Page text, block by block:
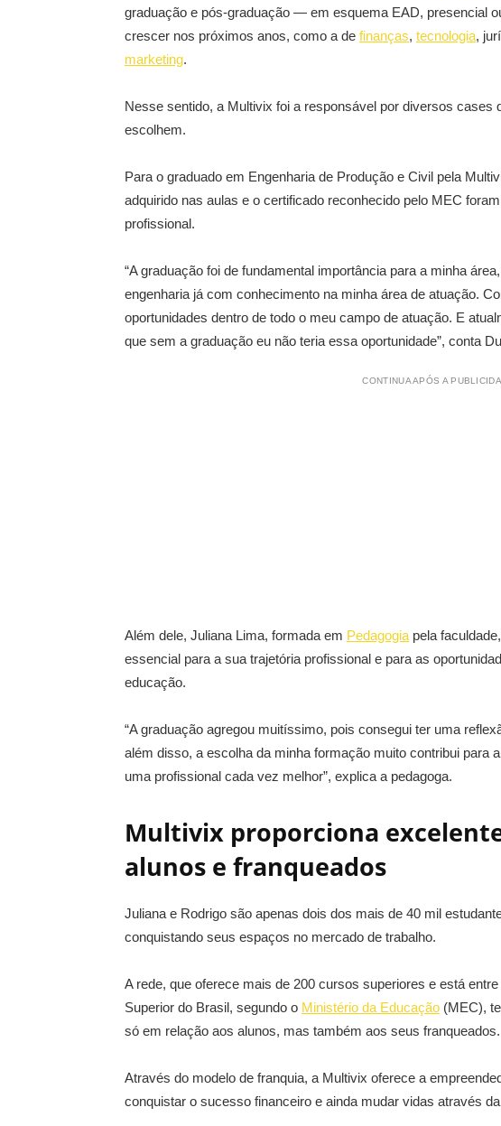
graduação e pós-graduação — em esquema EAD, presencial
crescer nos próximos anos, como a de finanças, tecnologia,
marketing.
Nesse sentido, a Multivix foi a responsável por diversos cases
escolhem.
Para o graduado em Engenharia de Produção e Civil pela
adquirido nas aulas e o certificado reconhecido pelo MEC
profissional.
“A graduação foi de fundamental importância para a minha
engenharia já com conhecimento na minha área de atuação.
oportunidades dentro de todo o meu campo de atuação. E
que sem a graduação eu não teria essa oportunidade”, conta
CONTINUA APÓS A
Além dele, Juliana Lima, formada em Pedagogia pela
essencial para a sua trajetória profissional e para as
educação.
“A graduação agregou muitíssimo, pois consegui ter uma
além disso, a escolha da minha formação muito contribui para
uma profissional cada vez melhor”, explica a pedagoga.
Multivix proporciona
alunos e franqueados
Juliana e Rodrigo são apenas dois dos mais de 40 mil
conquistando seus espaços no mercado de trabalho.
A rede, que oferece mais de 200 cursos superiores e está
Superior do Brasil, segundo o Ministério da Educação (MEC),
só em relação aos alunos, mas também aos seus franqueados.
Através do modelo de franquia, a Multivix oferece a
conquistar o sucesso financeiro e ainda mudar vidas através